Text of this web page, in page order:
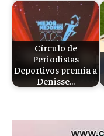
Círculo de
Periodistas
Deportivos premia a
Denisse…